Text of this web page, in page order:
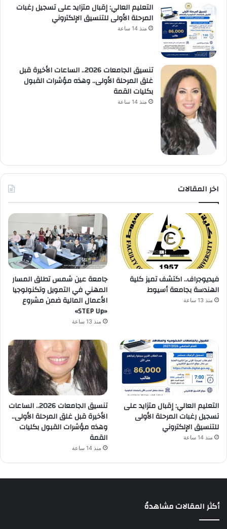
التعليم العالي: إقبال متزايد على تسجيل رغبات
المرحلة الأولى للتنسيق الإلكتروني
منذ 14 ساعة
تنسيق الجامعات 2026.. الساعات الأخيرة قبل
غلق المرحلة الأولى.. وهذه مؤشرات القبول
بكليات القمة
منذ 14 ساعة
اخر المقالات
فيديوجراف.. اكتشف تميز كلية
الهندسة بجامعة أسيوط
منذ 13 ساعة
جامعة عين شمس تطلق المسار
المهني في التمويل وتكنولوجيا
الأعمال المالية ضمن مشروع
«STEP Up»
منذ 13 ساعة
التعليم العالي: إقبال متزايد على
تسجيل رغبات المرحلة الأولى
للتنسيق الإلكتروني
منذ 14 ساعة
تنسيق الجامعات 2026.. الساعات
الأخيرة قبل غلق المرحلة الأولى..
وهذه مؤشرات القبول بكليات
القمة
منذ 14 ساعة
أكثر المقالات مشاهدةً